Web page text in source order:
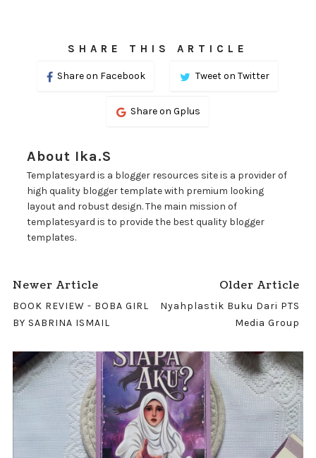
SHARE THIS ARTICLE
Share on Facebook Tweet on Twitter
Share on Gplus
About Ika.S
Templatesyard is a blogger resources site is a provider of
high quality blogger template with premium looking
layout and robust design. The main mission of
templatesyard is to provide the best quality blogger
templates.
Newer Article
BOOK REVIEW - BOBA GIRL
BY SABRINA ISMAIL
Older Article
Nyahplastik Buku Dari PTS
Media Group